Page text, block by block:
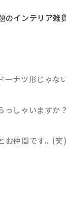
のインテリア雑
ーナツ形じゃな
っしゃいますか？
お仲間です。(笑)